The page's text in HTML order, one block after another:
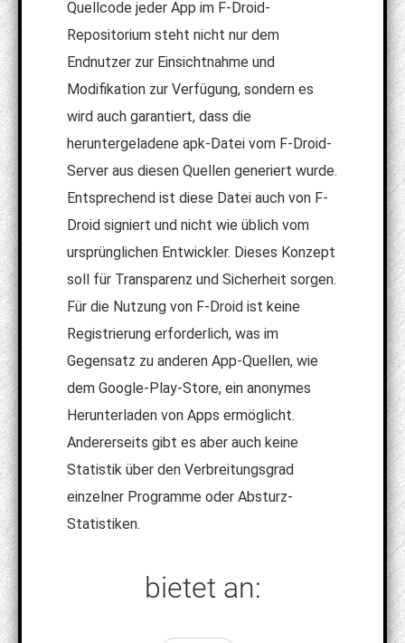
Quellcode jeder App im F-Droid-
Repositorium steht nicht nur dem
Endnutzer zur Einsichtnahme und
Modifikation zur Verfügung, sondern es
wird auch garantiert, dass die
heruntergeladene apk-Datei vom F-Droid-
Server aus diesen Quellen generiert wurde.
Entsprechend ist diese Datei auch von F-
Droid signiert und nicht wie üblich vom
ursprünglichen Entwickler. Dieses Konzept
soll für Transparenz und Sicherheit sorgen.
Für die Nutzung von F-Droid ist keine
Registrierung erforderlich, was im
Gegensatz zu anderen App-Quellen, wie
dem Google-Play-Store, ein anonymes
Herunterladen von Apps ermöglicht.
Andererseits gibt es aber auch keine
Statistik über den Verbreitungsgrad
einzelner Programme oder Absturz-
Statistiken.
bietet an: